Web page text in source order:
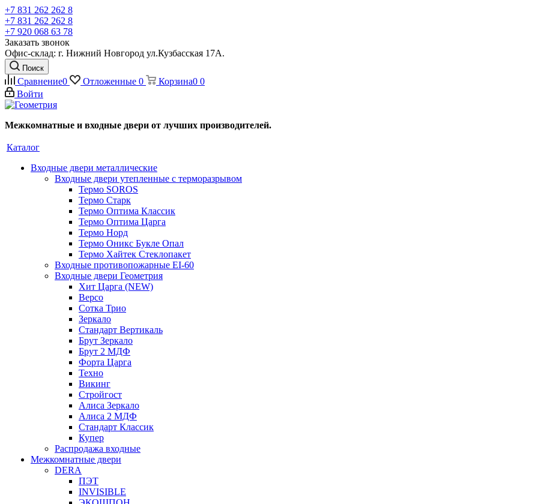
+7 831 262 262 8
+7 831 262 262 8
+7 920 068 63 78
Заказать звонок
Офис-склад: г. Нижний Новгород ул.Кузбасская 17А.
Поиск
Сравнение0 Отложенные 0 Корзина0 0
Войти
Межкомнатные и входные двери от лучших производителей.
Каталог
Входные двери металлические
Входные двери утепленные с терморазрывом
Термо SOROS
Термо Старк
Термо Оптима Классик
Термо Оптима Царга
Термо Норд
Термо Оникс Букле Опал
Термо Хайтек Стеклопакет
Входные противопожарные EI-60
Входные двери Геометрия
Хит Царга (NEW)
Версо
Сотка Трио
Зеркало
Стандарт Вертикаль
Брут Зеркало
Брут 2 МДФ
Форта Царга
Техно
Викинг
Стройгост
Алиса Зеркало
Алиса 2 МДФ
Стандарт Классик
Купер
Распродажа входные
Межкомнатные двери
DERA
ПЭТ
INVISIBLE